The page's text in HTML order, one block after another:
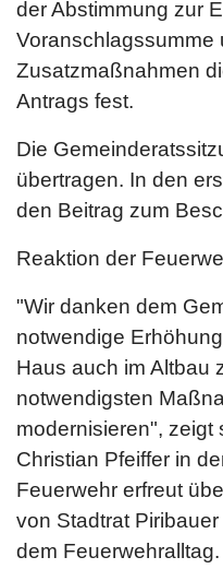
der Abstimmung zur
Voranschlagssumme
Zusatzmaßnahmen
Antrags fest.
Die
übertragen. In den
den Beitrag zum
Reaktion der
"Wir danken dem
notwendige
Haus auch im Altbau
notwendigsten
modernisieren", zeigt
Christian Pfeiffer in
Feuerwehr erfreut
von Stadtrat
dem